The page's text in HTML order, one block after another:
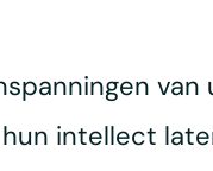
van
intellect